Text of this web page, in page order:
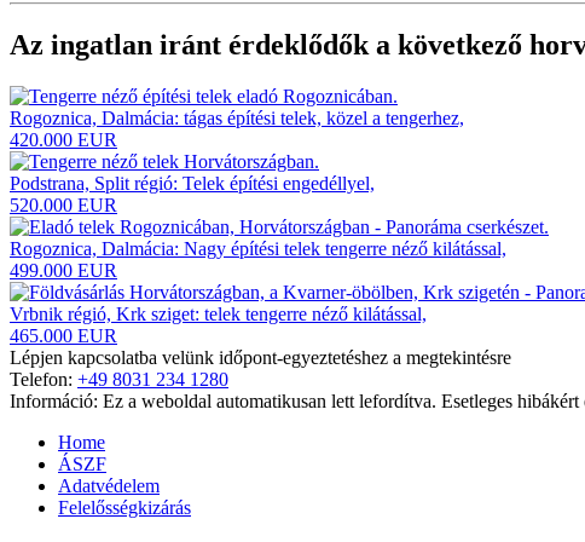
Az ingatlan iránt érdeklődők a következő
Rogoznica, Dalmácia: tágas építési telek, közel a tengerhez,
420.000 EUR
Podstrana, Split régió: Telek építési engedéllyel,
520.000 EUR
Rogoznica, Dalmácia: Nagy építési telek tengerre néző kilátással,
499.000 EUR
Vrbnik régió, Krk sziget: telek tengerre néző kilátással,
465.000 EUR
Lépjen kapcsolatba velünk időpont-egyeztetéshez a megtekintésre
Telefon: +49 8031 234 1280
Információ: Ez a weboldal automatikusan lett lefordítva. Esetleges hibákért
Home
ÁSZF
Adatvédelem
Felelősségkizárás